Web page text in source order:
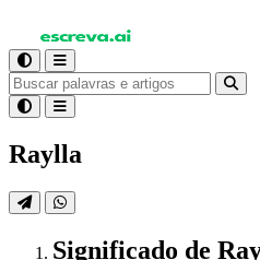
Raylla
Significado de